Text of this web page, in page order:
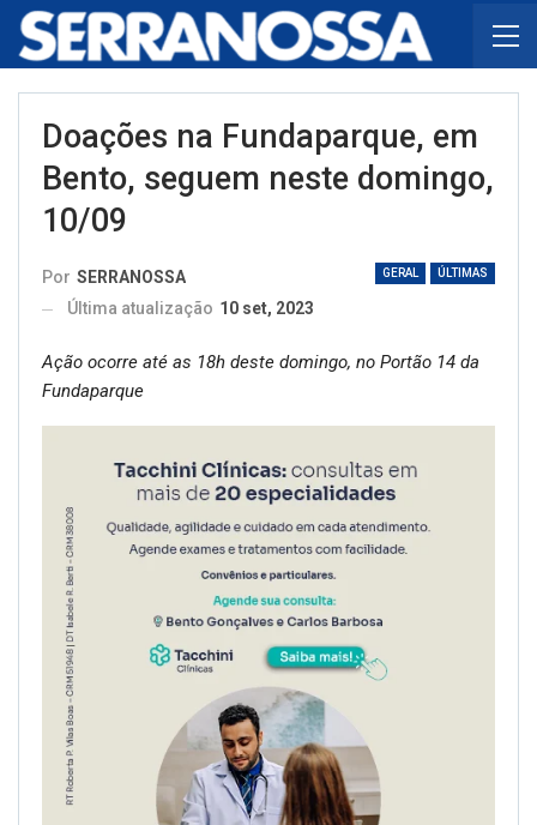
Doações na Fundaparque, em
Bento, seguem neste domingo,
10/09
GERAL ÚLTIMAS
Por SERRANOSSA
Última atualização 10 set, 2023
Ação ocorre até as 18h deste domingo, no Portão 14 da
Fundaparque